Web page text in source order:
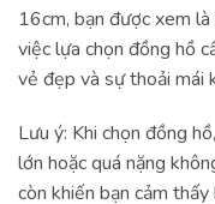
16cm, bạn được xem
việc lựa chọn đồng hồ
vẻ đẹp và sự thoải mái
Lưu ý: Khi chọn đồng
lớn hoặc quá nặng
còn khiến bạn cảm